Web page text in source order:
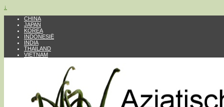
↓
CHINA
JAPAN
KOREA
INDONESIË
INDIA
THAILAND
VIETNAM